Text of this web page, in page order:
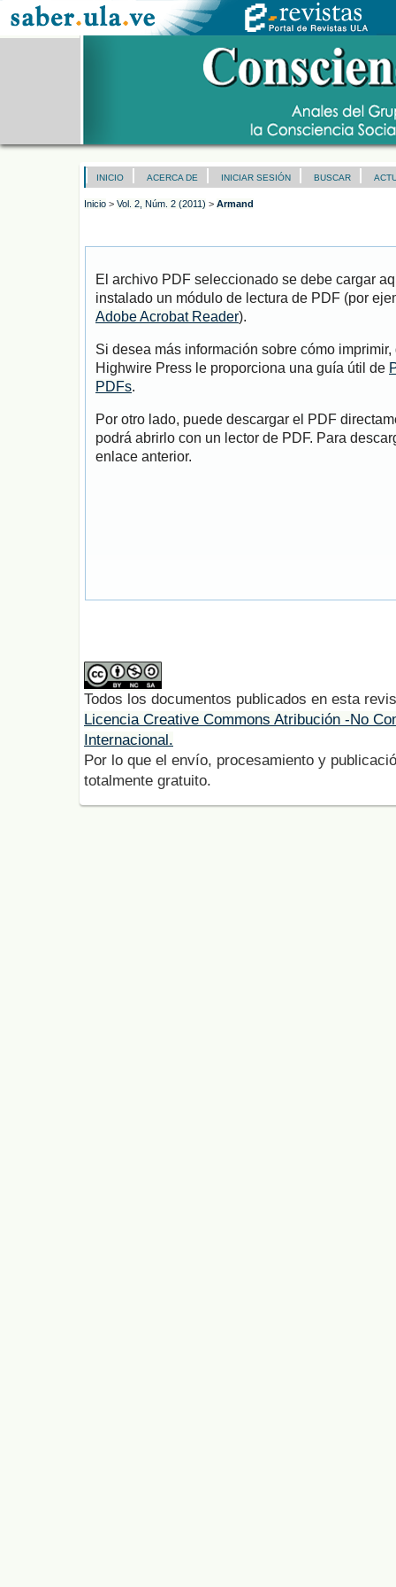
INICIO ACERCA DE INICIAR SESIÓN BUSCAR
Inicio > Vol. 2, Núm. 2 (2011) > Armand
El archivo PDF seleccionado se debe cargar
instalado un módulo de lectura de PDF (por
Adobe Acrobat Reader).
Si desea más información sobre cómo
Highwire Press le proporciona una guía útil de
PDFs.
Por otro lado, puede descargar el PDF
podrá abrirlo con un lector de PDF. Para
enlace anterior.
Todos los documentos publicados en esta
Licencia Creative Commons Atribución -No
Internacional.
Por lo que el envío, procesamiento y
totalmente gratuito.